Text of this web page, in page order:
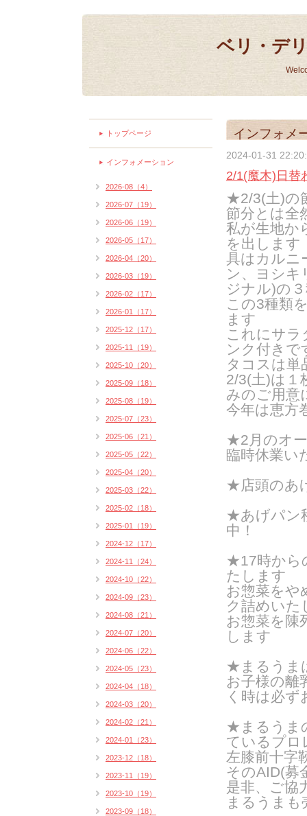
ベリ・デ
インフォメ
2024-01-31
2/1(魔木)日替
★2/3(土)の
節分とは全
私が生地か
を出します
具はカルニ
ン、ヨシキ
ジナル)の
この3種類
ます
これにサラ
ンク付きで
タコスは単
2/3(土)は１
みのご用意
今年は恵方
★2月のオ
臨時休業い
★店頭のあ
★あげパン
中！
★17時から
たします
お惣菜をや
ク詰めいた
お惣菜を陳
します
★まるうま
お子様の離
く時は 必ず
★まるうま
ているプロ
左膝前十字
そのAID(募
是非、ご協
まるうまも
トップページ
インフォメーション
2026-08（4）
2026-07（19）
2026-06（19）
2026-05（17）
2026-04（20）
2026-03（19）
2026-02（17）
2026-01（17）
2025-12（17）
2025-11（19）
2025-10（20）
2025-09（18）
2025-08（19）
2025-07（23）
2025-06（21）
2025-05（22）
2025-04（20）
2025-03（22）
2025-02（18）
2025-01（19）
2024-12（17）
2024-11（24）
2024-10（22）
2024-09（23）
2024-08（21）
2024-07（20）
2024-06（22）
2024-05（23）
2024-04（18）
2024-03（20）
2024-02（21）
2024-01（23）
2023-12（18）
2023-11（19）
2023-10（19）
2023-09（18）